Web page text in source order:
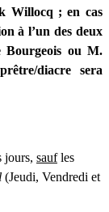
Willocq ; en cas
à l’un des deux
Bourgeois ou M.
diacre sera
jours, saufles
(Jeudi, Vendredi et